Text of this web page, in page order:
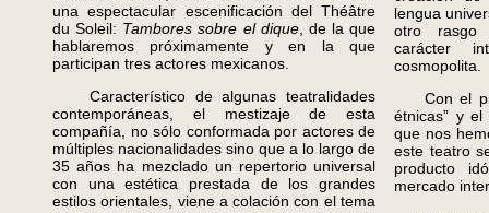
una espectacular escenificación del Théâtre
du Soleil: Tambores sobre el dique, de la que
hablaremos próximamente y en la que
participan tres actores mexicanos.
Característico de algunas teatralidades
contemporáneas, el mestizaje de esta
compañía, no sólo conformada por actores de
múltiples nacionalidades sino que a lo largo de
35 años ha mezclado un repertorio universal
con una estética prestada de los grandes
estilos orientales, viene a colación con el tema
lengua
otro rasgo
carácter
cosmopolita.
Con el
étnicas” y
que nos
este teatro
producto
mercado